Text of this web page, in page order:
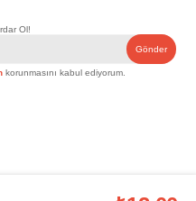
Ol!
Gönder
korunmasını kabul ediyorum.
. Tüm hakları saklıdır.